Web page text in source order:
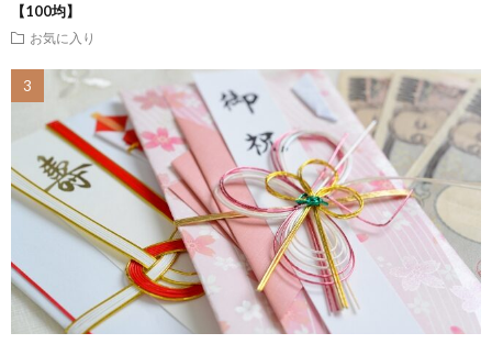
【100均】
お気に入り